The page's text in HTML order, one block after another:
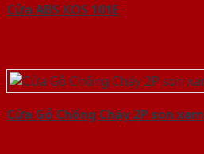
Cửa ABS KOS 101E
Cửa Gỗ Chống Cháy 2P son xam